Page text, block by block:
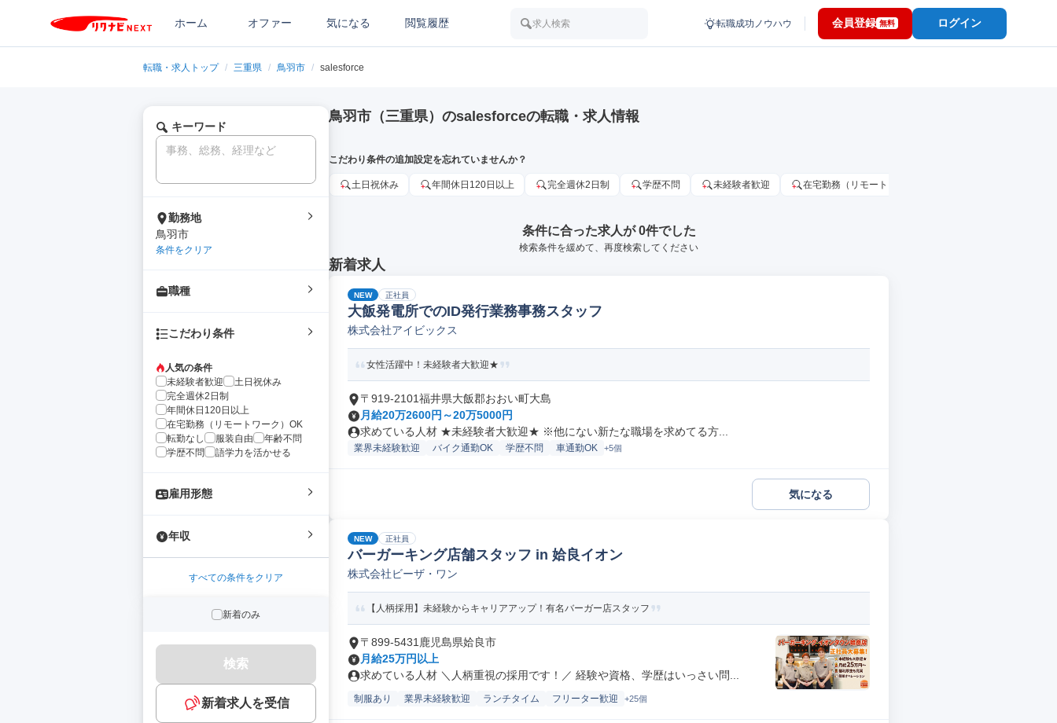
ホーム オファー 気になる 閲覧履歴 求人検索 転職成功ノウハウ 会員登録 無料 ログイン
転職・求人トップ / 三重県 / 鳥羽市 / salesforce
キーワード
勤務地
鳥羽市
条件をクリア
職種
こだわり条件
人気の条件
未経験者歓迎
土日祝休み
完全週休2日制
年間休日120日以上
在宅勤務（リモートワーク）OK
転勤なし
服装自由
年齢不問
学歴不問
語学力を活かせる
雇用形態
年収
すべての条件をクリア
新着のみ
検索
新着求人を受信
鳥羽市（三重県）のsalesforceの転職・求人情報
こだわり条件の追加設定を忘れていませんか？
土日祝休み 年間休日120日以上 完全週休2日制 学歴不問 未経験者歓迎 在宅勤務（リモートワーク）OK
条件に合った求人が 0件でした
検索条件を緩めて、再度検索してください
新着求人
NEW 正社員
大飯発電所でのID発行業務事務スタッフ
株式会社アイビックス
女性活躍中！未経験者大歓迎★
〒919-2101福井県大飯郡おおい町大島
月給20万2600円～20万5000円
求めている人材 ★未経験者大歓迎★ ※他にない新たな職場を求めてる方...
業界未経験歓迎 バイク通勤OK 学歴不問 車通勤OK +5個
気になる
NEW 正社員
バーガーキング店舗スタッフ in 姶良イオン
株式会社ビーザ・ワン
【人柄採用】未経験からキャリアアップ！有名バーガー店スタッフ
〒899-5431鹿児島県姶良市
月給25万円以上
求めている人材 ＼人柄重視の採用です！／ 経験や資格、学歴はいっさい問...
制服あり 業界未経験歓迎 ランチタイム フリーター歓迎 +25個